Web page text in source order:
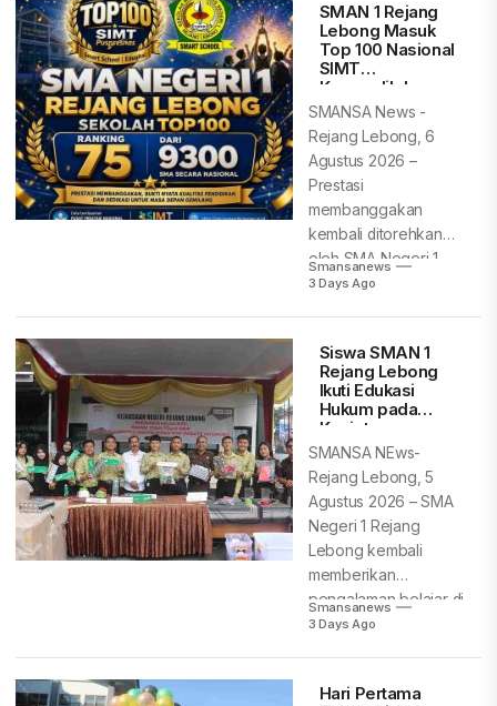
SMAN 1 Rejang
Lebong Masuk
Top 100 Nasional
SIMT
Kemendikdasme
n, Peringkat 75
dari 9.300 SMA
Indonesia
SMANSA News -
Rejang Lebong, 6
Agustus 2026 –
Prestasi
membanggakan
kembali ditorehkan
oleh SMA Negeri 1
Rejang Lebong.
Smansanews
3 Days Ago
Siswa SMAN 1
Rejang Lebong
Ikuti Edukasi
Hukum pada
Kegiatan
Pemusnahan
Barang Bukti
Kejari Rejang
Lebong
SMANSA NEws-
Rejang Lebong, 5
Agustus 2026 – SMA
Negeri 1 Rejang
Lebong kembali
memberikan
pengalaman belajar di
luar kelas...
Smansanews
3 Days Ago
Hari Pertama